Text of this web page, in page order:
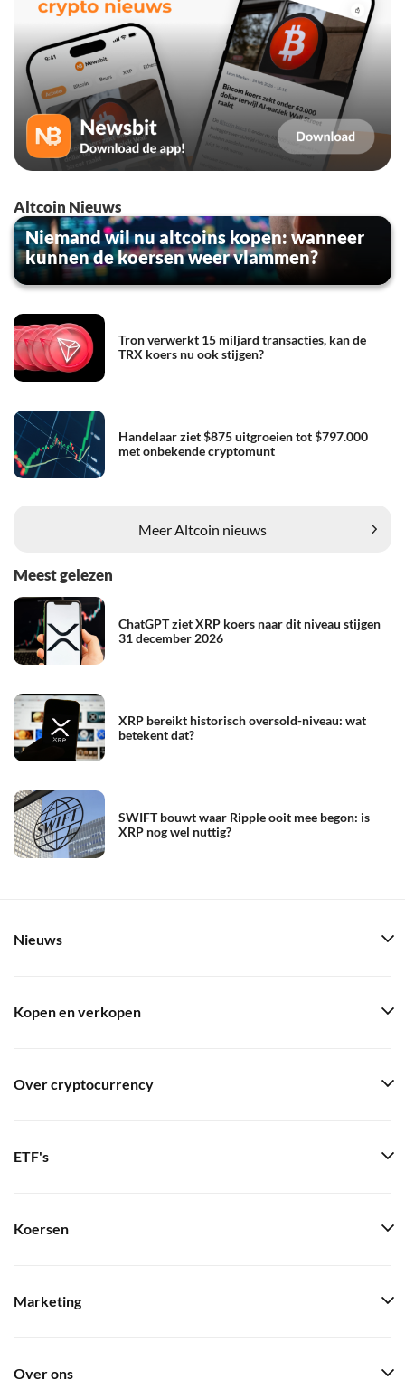
Altcoin Nieuws
Niemand wil nu altcoins kopen: wanneer
kunnen de koersen weer vlammen?
Tron verwerkt 15 miljard transacties, kan de
TRX koers nu ook stijgen?
Handelaar ziet $875 uitgroeien tot $797.000
met onbekende cryptomunt
Meer Altcoin nieuws
Meest gelezen
ChatGPT ziet XRP koers naar dit niveau stijgen
31 december 2026
XRP bereikt historisch oversold-niveau: wat
betekent dat?
SWIFT bouwt waar Ripple ooit mee begon: is
XRP nog wel nuttig?
Nieuws
Kopen en verkopen
Over cryptocurrency
ETF's
Koersen
Marketing
Over ons